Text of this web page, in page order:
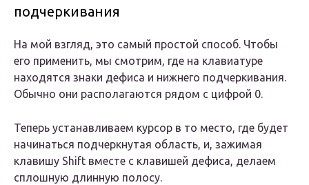
подчеркивания
На мой взгляд, это самый простой способ. Чтобы
его применить, мы смотрим, где на клавиатуре
находятся знаки дефиса и нижнего подчеркивания.
Обычно они располагаются рядом с цифрой 0.
Теперь устанавливаем курсор в то место, где будет
начинаться подчеркнутая область, и, зажимая
клавишу Shift вместе с клавишей дефиса, делаем
сплошную длинную полосу.